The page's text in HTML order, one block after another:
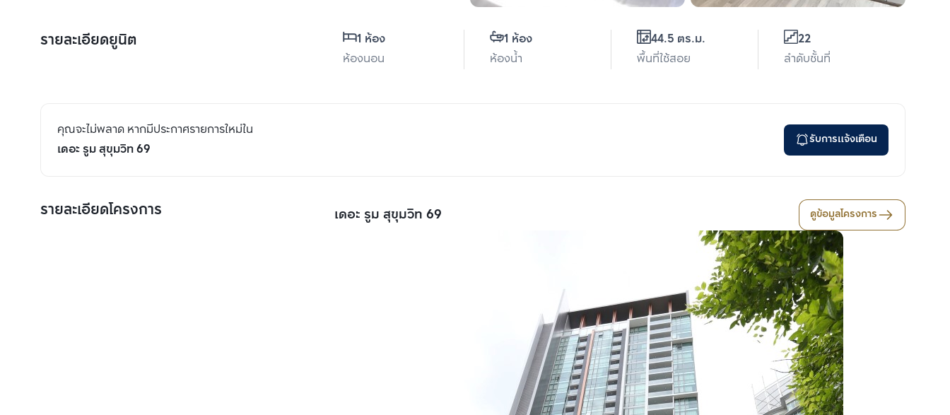
รายละเอียดยูนิต
1 ห้อง
ห้องนอน
1 ห้อง
ห้องน้ำ
44.5 ตร.ม.
พื้นที่ใช้สอย
22
ลำดับชั้นที่
คุณจะไม่พลาด หากมีประกาศรายการใหม่ใน
เดอะ รูม สุขุมวิท 69
รับการแจ้งเตือน
รายละเอียดโครงการ เดอะ รูม สุขุมวิท 69 ดูข้อมูลโครงการ